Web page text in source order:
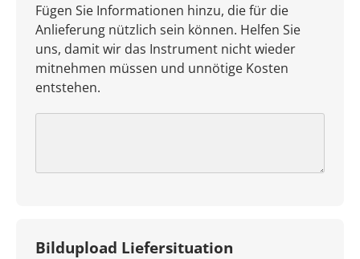
Fügen Sie Informationen hinzu, die für die
Anlieferung nützlich sein können. Helfen Sie
uns, damit wir das Instrument nicht wieder
mitnehmen müssen und unnötige Kosten
entstehen.
Bildupload Liefersituation